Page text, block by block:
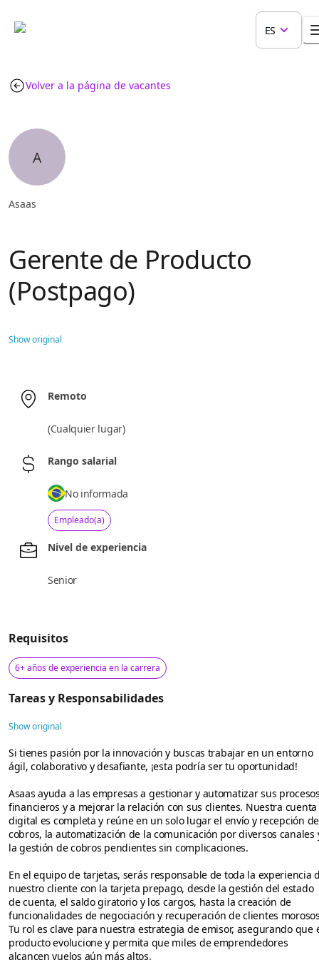
ES
Volver a la página de vacantes
A
Asaas
Gerente de Producto
(Postpago)
Show original
Remoto
(Cualquier lugar)
Rango salarial
No informada
Empleado(a)
Nivel de experiencia
Senior
Requisitos
6+ años de experiencia en la carrera
Tareas y Responsabilidades
Show original
Si tienes pasión por la innovación y buscas trabajar en un entorno
ágil, colaborativo y desafiante, ¡esta podría ser tu oportunidad!
Asaas ayuda a las empresas a gestionar y automatizar sus
financieros y a mejorar la relación con sus clientes. Nuestra cuenta
digital es completa y reúne en un solo lugar el envío y recepción de
cobros, la automatización de la comunicación por diversos canales
la gestión de cobros pendientes sin complicaciones.
En el equipo de tarjetas, serás responsable de toda la experiencia
nuestro cliente con la tarjeta prepago, desde la gestión del estado
de cuenta, el saldo giratorio y los cargos, hasta la creación de
funcionalidades de negociación y recuperación de clientes
Tu rol es clave para nuestra estrategia de emisor, asegurando que
producto evolucione y permita que miles de emprendedores
alcancen vuelos aún más altos.